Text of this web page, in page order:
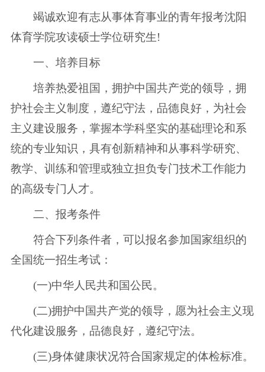
竭诚欢迎有志从事体育事业的青年报考沈阳
体育学院攻读硕士学位研究生!
一、培养目标
培养热爱祖国，拥护中国共产党的领导，拥
护社会主义制度，遵纪守法，品德良好，为社会
主义建设服务，掌握本学科坚实的基础理论和系
统的专业知识，具有创新精神和从事科学研究、
教学、训练和管理或独立担负专门技术工作能力
的高级专门人才。
二、报考条件
符合下列条件者，可以报名参加国家组织的
全国统一招生考试：
(一)中华人民共和国公民。
(二)拥护中国共产党的领导，愿为社会主义现
代化建设服务，品德良好，遵纪守法。
(三)身体健康状况符合国家规定的体检标准。